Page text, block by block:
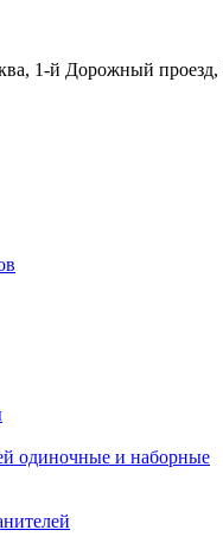
1-й Дорожный проезд,
одиночные и наборные